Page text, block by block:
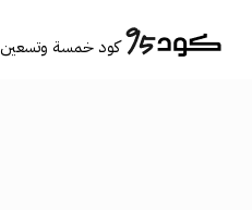
كود خمسة وتسعين